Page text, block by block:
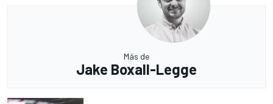
Más de
Jake Boxall-Legge